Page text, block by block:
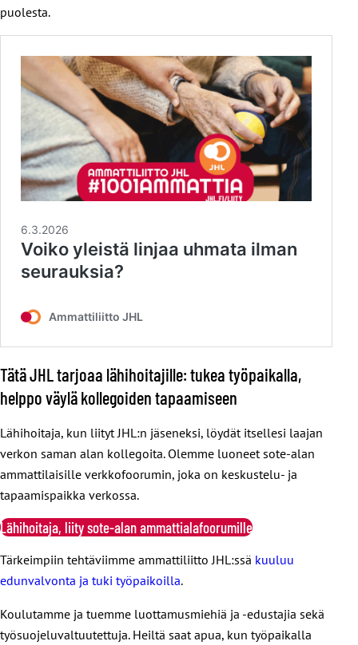
puolesta.
Tätä JHL tarjoaa lähihoitajille: tukea työpaikalla,
helppo väylä kollegoiden tapaamiseen
Lähihoitaja, kun liityt JHL:n jäseneksi, löydät itsellesi laajan
verkon saman alan kollegoita. Olemme luoneet sote-alan
ammattilaisille verkkofoorumin, joka on keskustelu- ja
tapaamispaikka verkossa.
Lähihoitaja, liity sote-alan ammattialafoorumille
Tärkeimpiin tehtäviimme ammattiliitto JHL:ssä kuuluu
edunvalvonta ja tuki työpaikoilla.
Koulutamme ja tuemme luottamusmiehiä ja -edustajia sekä
työsuojeluvaltuutettuja. Heiltä saat apua, kun työpaikalla